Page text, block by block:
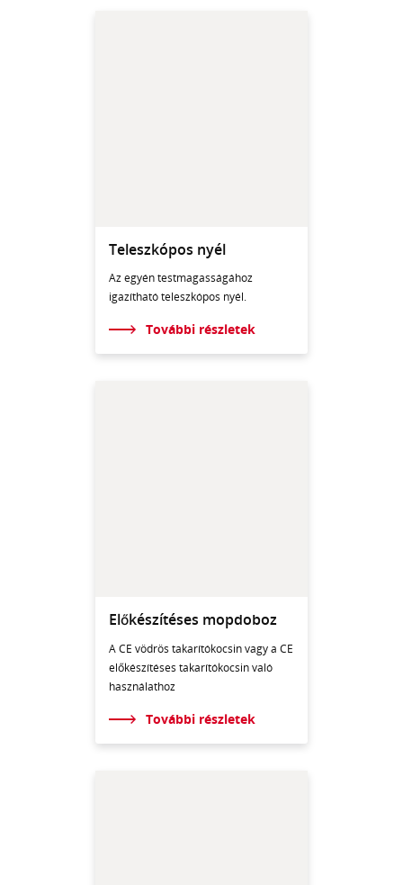
Teleszkópos nyél
Az egyén testmagasságához
igazítható teleszkópos nyél.
További részletek
Előkészítéses mopdoboz
A CE vödrös takarítókocsin vagy a CE
előkészítéses takarítókocsin való
használathoz
További részletek